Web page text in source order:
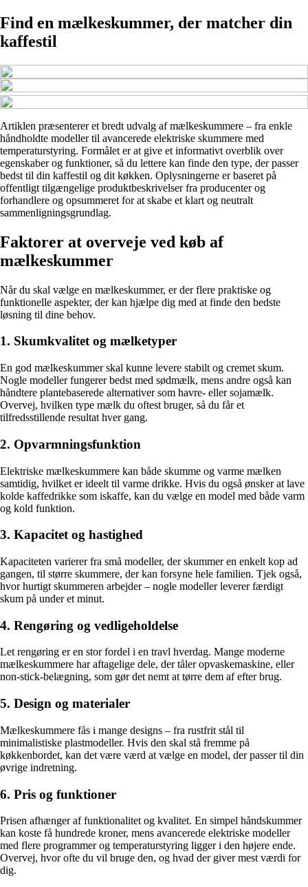
Find en mælkeskummer, der matcher din
kaffestil
Artiklen præsenterer et bredt udvalg af mælkeskummere – fra enkle
håndholdte modeller til avancerede elektriske skummere med
temperaturstyring. Formålet er at give et informativt overblik over
egenskaber og funktioner, så du lettere kan finde den type, der passer
bedst til din kaffestil og dit køkken. Oplysningerne er baseret på
offentligt tilgængelige produktbeskrivelser fra producenter og
forhandlere og opsummeret for at skabe et klart og neutralt
sammenligningsgrundlag.
Faktorer at overveje ved køb af
mælkeskummer
Når du skal vælge en mælkeskummer, er der flere praktiske og
funktionelle aspekter, der kan hjælpe dig med at finde den bedste
løsning til dine behov.
1. Skumkvalitet og mælketyper
En god mælkeskummer skal kunne levere stabilt og cremet skum.
Nogle modeller fungerer bedst med sødmælk, mens andre også kan
håndtere plantebaserede alternativer som havre- eller sojamælk.
Overvej, hvilken type mælk du oftest bruger, så du får et
tilfredsstillende resultat hver gang.
2. Opvarmningsfunktion
Elektriske mælkeskummere kan både skumme og varme mælken
samtidig, hvilket er ideelt til varme drikke. Hvis du også ønsker at lave
kolde kaffedrikke som iskaffe, kan du vælge en model med både varm
og kold funktion.
3. Kapacitet og hastighed
Kapaciteten varierer fra små modeller, der skummer en enkelt kop ad
gangen, til større skummere, der kan forsyne hele familien. Tjek også,
hvor hurtigt skummeren arbejder – nogle modeller leverer færdigt
skum på under et minut.
4. Rengøring og vedligeholdelse
Let rengøring er en stor fordel i en travl hverdag. Mange moderne
mælkeskummere har aftagelige dele, der tåler opvaskemaskine, eller
non-stick-belægning, som gør det nemt at tørre dem af efter brug.
5. Design og materialer
Mælkeskummere fås i mange designs – fra rustfrit stål til
minimalistiske plastmodeller. Hvis den skal stå fremme på
køkkenbordet, kan det være værd at vælge en model, der passer til din
øvrige indretning.
6. Pris og funktioner
Prisen afhænger af funktionalitet og kvalitet. En simpel håndskummer
kan koste få hundrede kroner, mens avancerede elektriske modeller
med flere programmer og temperaturstyring ligger i den højere ende.
Overvej, hvor ofte du vil bruge den, og hvad der giver mest værdi for
dig.